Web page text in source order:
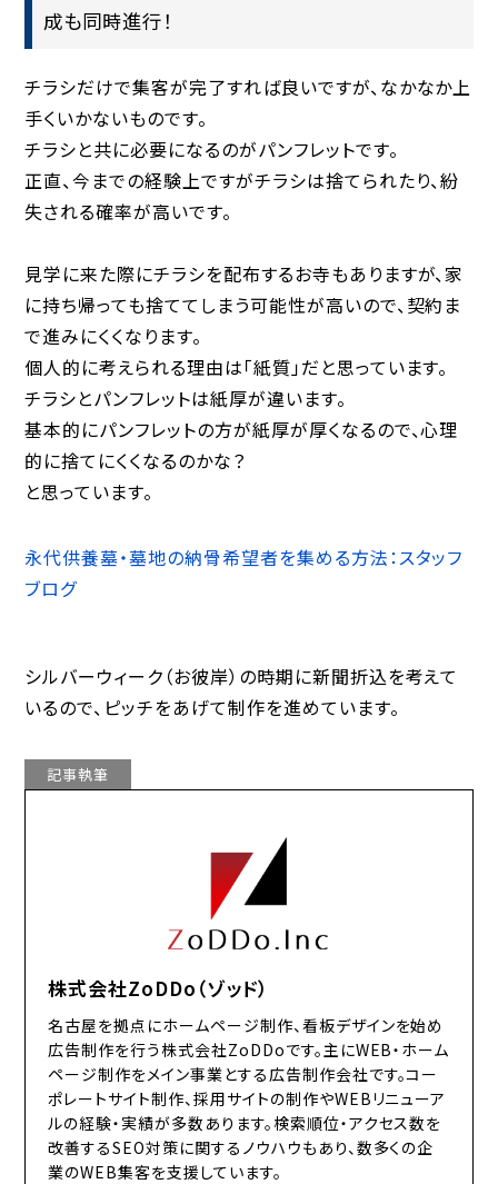
成も同時進行！
チラシだけで集客が完了すれば良いですが、なかなか上
手くいかないものです。
チラシと共に必要になるのがパンフレットです。
正直、今までの経験上ですがチラシは捨てられたり、紛
失される確率が高いです。
見学に来た際にチラシを配布するお寺もありますが、家
に持ち帰っても捨ててしまう可能性が高いので、契約ま
で進みにくくなります。
個人的に考えられる理由は「紙質」だと思っています。
チラシとパンフレットは紙厚が違います。
基本的にパンフレットの方が紙厚が厚くなるので、心理
的に捨てにくくなるのかな？
と思っています。
永代供養墓・墓地の納骨希望者を集める方法：スタッフ
ブログ
シルバーウィーク（お彼岸）の時期に新聞折込を考えて
いるので、ピッチをあげて制作を進めています。
記事執筆
株式会社ZoDDo（ゾッド）
名古屋を拠点にホームページ制作、看板デザインを始め
広告制作を行う株式会社ZoDDoです。主にWEB・ホーム
ページ制作をメイン事業とする広告制作会社です。コー
ポレートサイト制作、採用サイトの制作やWEBリニューア
ルの経験・実績が多数あります。検索順位・アクセス数を
改善するSEO対策に関するノウハウもあり、数多くの企
業のWEB集客を支援しています。